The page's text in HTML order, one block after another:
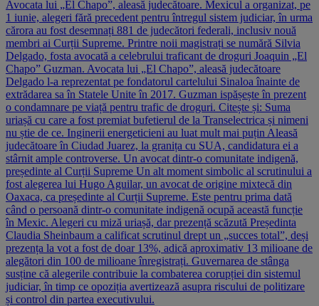
Avocata lui „El Chapo”, aleasă judecătoare. Mexicul a organizat, pe
1 iunie, alegeri fără precedent pentru întregul sistem judiciar, în urma
cărora au fost desemnați 881 de judecători federali, inclusiv nouă
membri ai Curții Supreme. Printre noii magistrați se numără Silvia
Delgado, fosta avocată a celebrului traficant de droguri Joaquin „El
Chapo” Guzman. Avocata lui „El Chapo”, aleasă judecătoare
Delgado l-a reprezentat pe fondatorul cartelului Sinaloa înainte de
extrădarea sa în Statele Unite în 2017. Guzman ispășește în prezent
o condamnare pe viață pentru trafic de droguri. Citește și: Suma
uriașă cu care a fost premiat bufetierul de la Transelectrica și nimeni
nu știe de ce. Inginerii energeticieni au luat mult mai puțin Aleasă
judecătoare în Ciudad Juarez, la granița cu SUA, candidatura ei a
stârnit ample controverse. Un avocat dintr-o comunitate indigenă,
președinte al Curții Supreme Un alt moment simbolic al scrutinului a
fost alegerea lui Hugo Aguilar, un avocat de origine mixtecă din
Oaxaca, ca președinte al Curții Supreme. Este pentru prima dată
când o persoană dintr-o comunitate indigenă ocupă această funcție
în Mexic. Alegeri cu miză uriașă, dar prezență scăzută Președinta
Claudia Sheinbaum a calificat scrutinul drept un „succes total”, deși
prezența la vot a fost de doar 13%, adică aproximativ 13 milioane de
alegători din 100 de milioane înregistrați. Guvernarea de stânga
susține că alegerile contribuie la combaterea corupției din sistemul
judiciar, în timp ce opoziția avertizează asupra riscului de politizare
și control din partea executivului.